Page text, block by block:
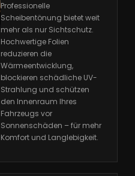
Professionelle
Scheibentönung bietet weit
mehr als nur Sichtschutz.
Hochwertige Folien
reduzieren die
Wärmeentwicklung,
blockieren schädliche UV-
Strahlung und schützen
den Innenraum Ihres
Fahrzeugs vor
Sonnenschäden – für mehr
Komfort und Langlebigkeit.